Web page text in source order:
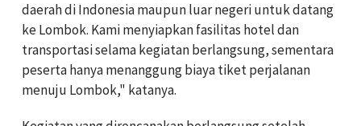
daerah di Indonesia maupun luar negeri untuk datang
ke Lombok. Kami menyiapkan fasilitas hotel dan
transportasi selama kegiatan berlangsung, sementara
peserta hanya menanggung biaya tiket perjalanan
menuju Lombok," katanya.